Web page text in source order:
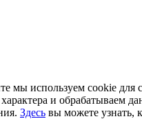
мы используем cookie для
характера и обрабатываем
Здесь вы можете узнать,